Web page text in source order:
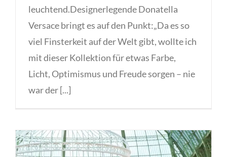
leuchtend.Designerlegende Donatella
Versace bringt es auf den Punkt:„Da es so
viel Finsterkeit auf der Welt gibt, wollte ich
mit dieser Kollektion für etwas Farbe,
Licht, Optimismus und Freude sorgen – nie
war der [...]